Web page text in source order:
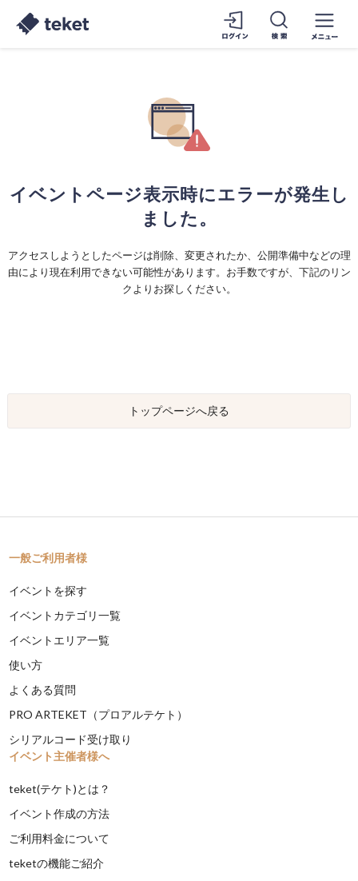
イベントページ表示時にエラーが発生し
ました。
アクセスしようとしたページは削除、変更されたか、公開準備中などの理
由により現在利用できない可能性があります。お手数ですが、下記のリン
クよりお探しください。
トップページへ戻る
一般ご利用者様
イベントを探す
イベントカテゴリ一覧
イベントエリア一覧
使い方
よくある質問
PRO ARTEKET（プロアルテケト）
シリアルコード受け取り
イベント主催者様へ
teket(テケト)とは？
イベント作成の方法
ご利用料金について
teketの機能ご紹介